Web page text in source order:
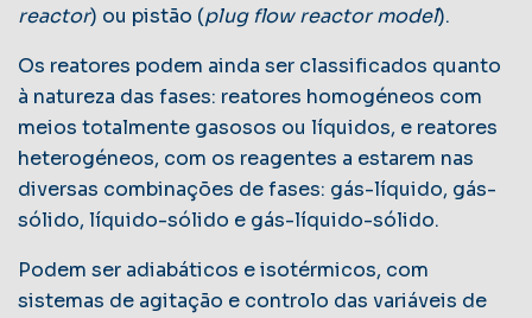
reactor) ou pistão (plug flow reactor model).
Os reatores podem ainda ser classificados quanto
à natureza das fases: reatores homogéneos com
meios totalmente gasosos ou líquidos, e reatores
heterogéneos, com os reagentes a estarem nas
diversas combinações de fases: gás-líquido, gás-
sólido, líquido-sólido e gás-líquido-sólido.
Podem ser adiabáticos e isotérmicos, com
sistemas de agitação e controlo das variáveis de